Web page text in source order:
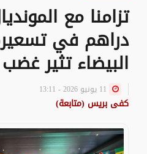
دراهم في
البيضاء تثير غضب
كفى بريس (متابعة)